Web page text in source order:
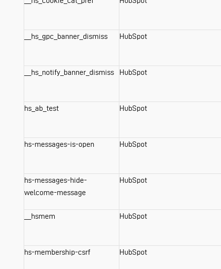
__hs_gpc_banner_dismiss HubSpot
__hs_notify_banner_dismiss HubSpot
hs_ab_test HubSpot
hs-messages-is-open HubSpot
hs-messages-hide-
welcome-message
HubSpot
__hsmem HubSpot
hs-membership-csrf HubSpot